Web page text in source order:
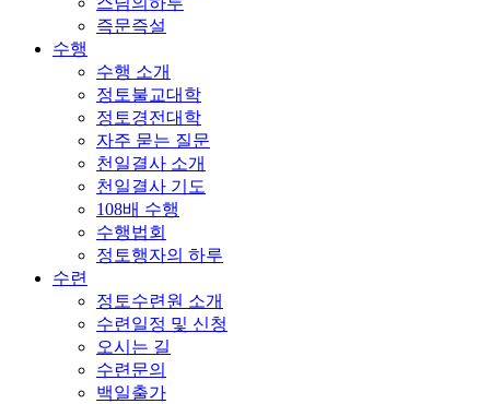
즉문즉설
수행
수행 소개
정토불교대학
정토경전대학
자주 묻는 질문
천일결사 소개
천일결사 기도
108배 수행
수행법회
정토행자의 하루
수련
정토수련원 소개
수련일정 및 신청
오시는 길
수련문의
백일출가